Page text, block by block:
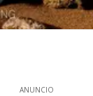
ANUNCIO